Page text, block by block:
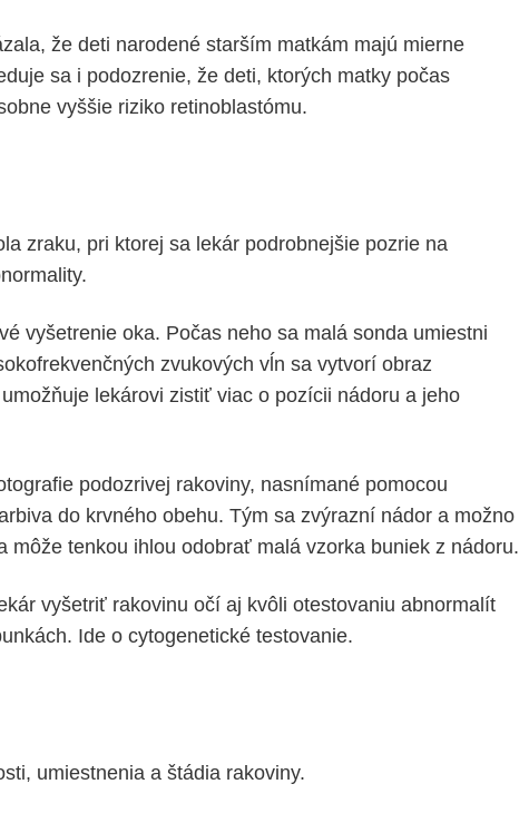
že deti narodené starším matkám majú mierne
sa i podozrenie, že deti, ktorých matky počas
vyššie riziko retinoblastómu.
zraku, pri ktorej sa lekár podrobnejšie pozrie na
vyšetrenie oka. Počas neho sa malá sonda umiestni
zvukových vĺn sa vytvorí obraz
lekárovi zistiť viac o pozícii nádoru a jeho
podozrivej rakoviny, nasnímané pomocou
do krvného obehu. Tým sa zvýrazní nádor a možno
môže tenkou ihlou odobrať malá vzorka buniek z nádoru.
vyšetriť rakovinu očí aj kvôli otestovaniu abnormalít
Ide o cytogenetické testovanie.
umiestnenia a štádia rakoviny.